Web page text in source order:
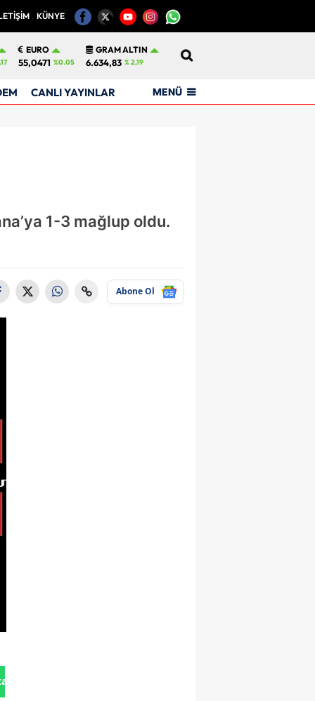
KÜNYE
EURO
55,0471 %0.05
GRAM ALTIN
6.634,83 % 2,19
CANLI YAYINLAR MENÜ
1-3 mağlup oldu.
Abone Ol
Gönder